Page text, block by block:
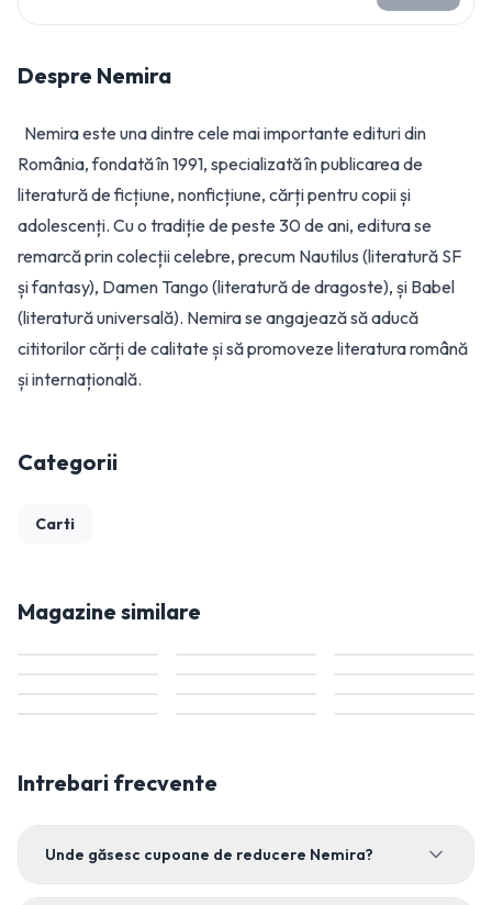
Despre Nemira
Nemira este una dintre cele mai importante edituri din
România, fondată în 1991, specializată în publicarea de
literatură de ficțiune, nonficțiune, cărți pentru copii și
adolescenți. Cu o tradiție de peste 30 de ani, editura se
remarcă prin colecții celebre, precum Nautilus (literatură SF
și fantasy), Damen Tango (literatură de dragoste), și Babel
(literatură universală). Nemira se angajează să aducă
cititorilor cărți de calitate și să promoveze literatura română
și internațională.
Categorii
Carti
Magazine similare
Intrebari frecvente
Unde găsesc cupoane de reducere Nemira?